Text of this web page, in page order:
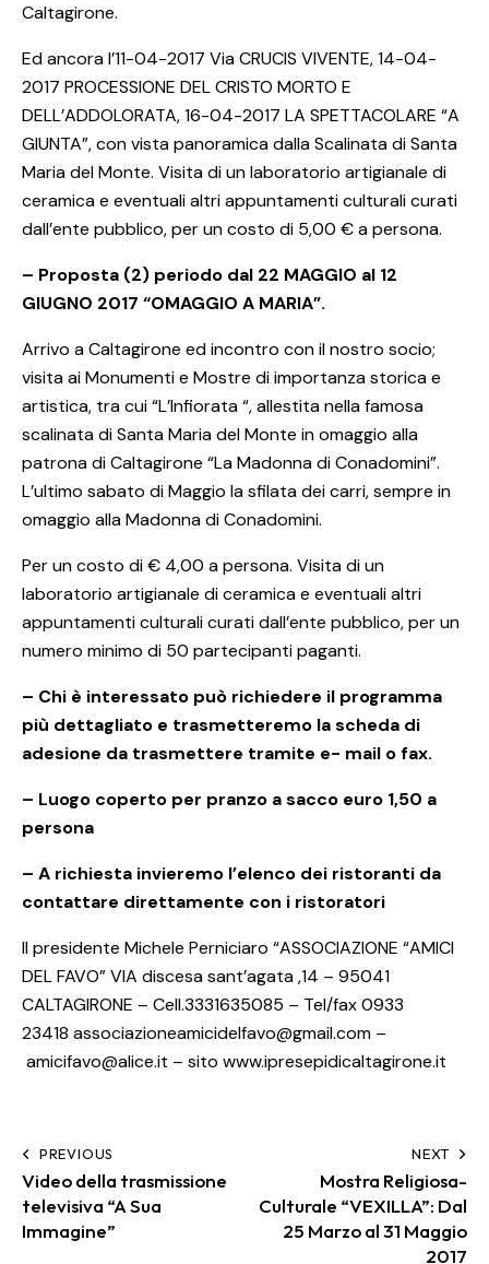
Caltagirone.
Ed ancora l’11-04-2017 Via CRUCIS VIVENTE, 14-04-
2017 PROCESSIONE DEL CRISTO MORTO E
DELL’ADDOLORATA, 16-04-2017 LA SPETTACOLARE “A
GIUNTA”, con vista panoramica dalla Scalinata di Santa
Maria del Monte. Visita di un laboratorio artigianale di
ceramica e eventuali altri appuntamenti culturali curati
dall’ente pubblico, per un costo di 5,00 € a persona.
– Proposta (2) periodo dal 22 MAGGIO al 12
GIUGNO 2017 “OMAGGIO A MARIA”.
Arrivo a Caltagirone ed incontro con il nostro socio;
visita ai Monumenti e Mostre di importanza storica e
artistica, tra cui “L’Infiorata “, allestita nella famosa
scalinata di Santa Maria del Monte in omaggio alla
patrona di Caltagirone “La Madonna di Conadomini”.
L’ultimo sabato di Maggio la sfilata dei carri, sempre in
omaggio alla Madonna di Conadomini.
Per un costo di € 4,00 a persona. Visita di un
laboratorio artigianale di ceramica e eventuali altri
appuntamenti culturali curati dall’ente pubblico, per un
numero minimo di 50 partecipanti paganti.
– Chi è interessato può richiedere il programma
più dettagliato e trasmetteremo la scheda di
adesione da trasmettere tramite e- mail o fax.
– Luogo coperto per pranzo a sacco euro 1,50 a
persona
– A richiesta invieremo l’elenco dei ristoranti da
contattare direttamente con i ristoratori
Il presidente Michele Perniciaro “ASSOCIAZIONE “AMICI
DEL FAVO” VIA discesa sant’agata ,14 – 95041
CALTAGIRONE – Cell.3331635085 – Tel/fax 0933
23418 associazioneamicidelfavo@gmail.com –
amicifavo@alice.it – sito www.ipresepidicaltagirone.it
PREVIOUS
Video della trasmissione
televisiva “A Sua
Immagine”
NEXT
Mostra Religiosa-
Culturale “VEXILLA”: Dal
25 Marzo al 31 Maggio
2017